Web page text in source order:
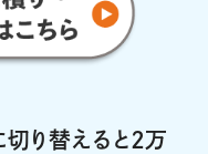
切り替えると2万